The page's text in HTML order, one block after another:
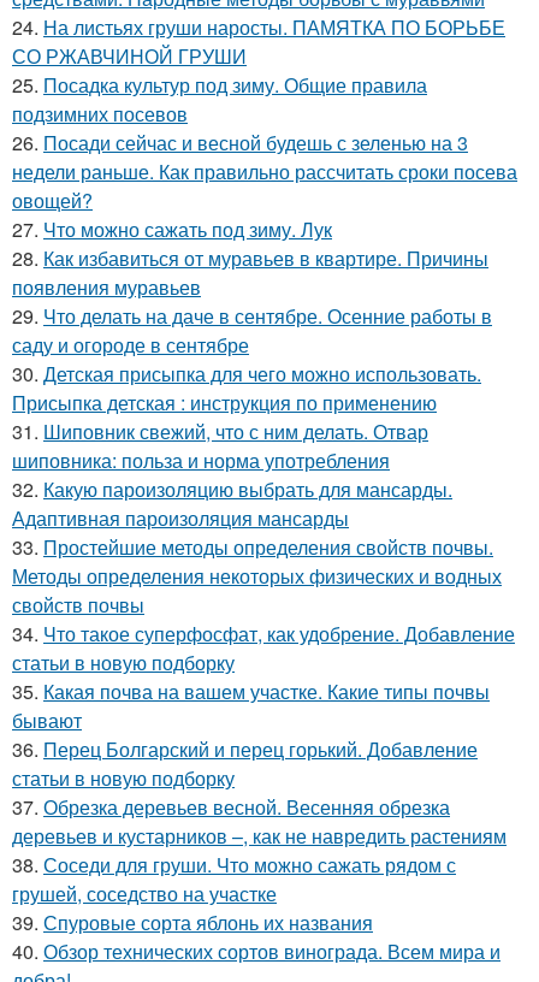
24. На листьях груши наросты. ПАМЯТКА ПО БОРЬБЕ
СО РЖАВЧИНОЙ ГРУШИ
25. Посадка культур под зиму. Общие правила
подзимних посевов
26. Посади сейчас и весной будешь с зеленью на 3
недели раньше. Как правильно рассчитать сроки посева
овощей?
27. Что можно сажать под зиму. Лук
28. Как избавиться от муравьев в квартире. Причины
появления муравьев
29. Что делать на даче в сентябре. Осенние работы в
саду и огороде в сентябре
30. Детская присыпка для чего можно использовать.
Присыпка детская : инструкция по применению
31. Шиповник свежий, что с ним делать. Отвар
шиповника: польза и норма употребления
32. Какую пароизоляцию выбрать для мансарды.
Адаптивная пароизоляция мансарды
33. Простейшие методы определения свойств почвы.
Методы определения некоторых физических и водных
свойств почвы
34. Что такое суперфосфат, как удобрение. Добавление
статьи в новую подборку
35. Какая почва на вашем участке. Какие типы почвы
бывают
36. Перец Болгарский и перец горький. Добавление
статьи в новую подборку
37. Обрезка деревьев весной. Весенняя обрезка
деревьев и кустарников –, как не навредить растениям
38. Соседи для груши. Что можно сажать рядом с
грушей, соседство на участке
39. Спуровые сорта яблонь их названия
40. Обзор технических сортов винограда. Всем мира и